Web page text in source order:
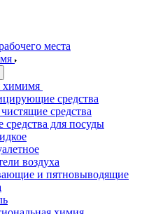
места
химимя
средства
средства
для посуды
воздуха
и пятновыводящие